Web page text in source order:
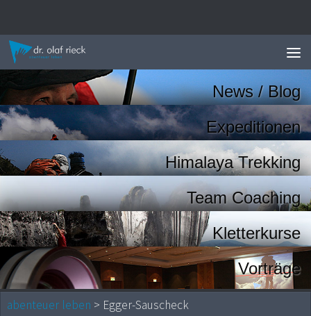
News / Blog
Expeditionen
Himalaya Trekking
Team Coaching
Kletterkurse
Vorträge
abenteuer leben > Egger-Sauscheck